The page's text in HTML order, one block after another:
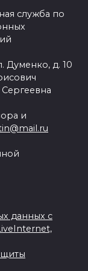
служба по
Думенко, д. 10
и
данных с